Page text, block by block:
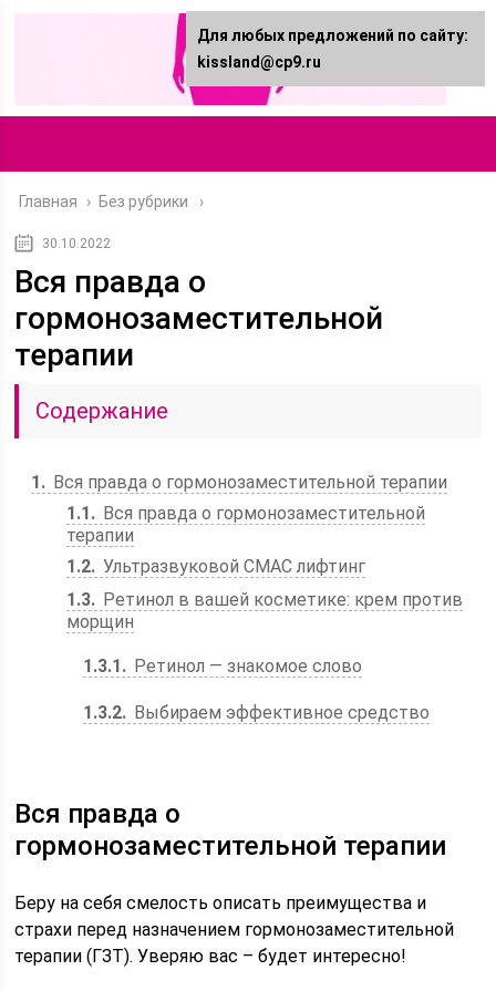
Главная › Без рубрики
30.10.2022
Вся правда о
гормонозаместительной
терапии
Содержание
1
Вся правда о гормонозаместительной терапии
1.1
Вся правда о гормонозаместительной
терапии
1.2 Ультразвуковой СМАС лифтинг
1.3
Ретинол в вашей косметике: крем против
морщин
1.3.1 Ретинол — знакомое слово
1.3.2 Выбираем эффективное средство
Вся правда о
гормонозаместительной терапии
Беру на себя смелость описать преимущества и
страхи перед назначением гормонозаместительной
терапии (ГЗТ). Уверяю вас – будет интересно!
Для любых предложений по сайту:
kissland@cp9.ru